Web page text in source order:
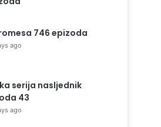
746 epizoda
ago
serija nasljednik
43
ago